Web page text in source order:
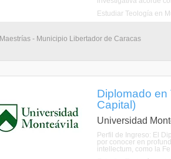
Estudiar Teología en
Maestrías - Municipio Libertador de Caracas
Diplomado en
Capital)
Universidad
Perfil de Ingreso: El
por conocer en
intellectum, como la Fe